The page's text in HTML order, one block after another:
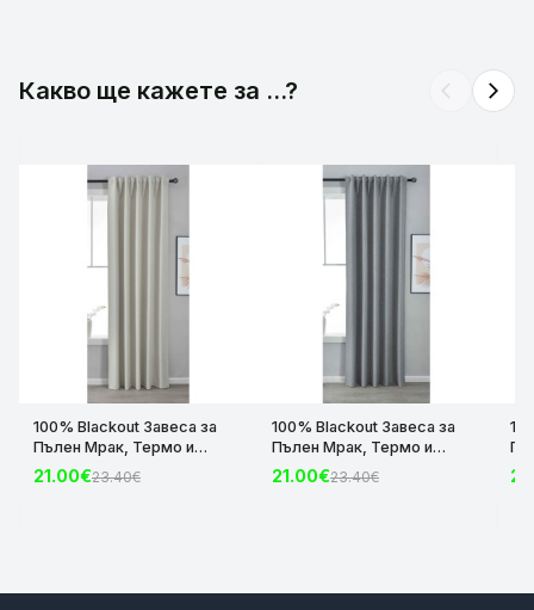
Какво ще кажете за ...? arrow_back_ios arrow_forward_ios
100% Blackout Завеса за
Пълен Мрак, Термо и
Шумоизолираща с коланче
цвят Крем, 175х140 и
21.00€23.40€
100% Blackout Завеса за
Пълен Мрак, Термо и
Шумоизолираща с коланче
цвят Сив, 175х140 и
21.00€23.40€